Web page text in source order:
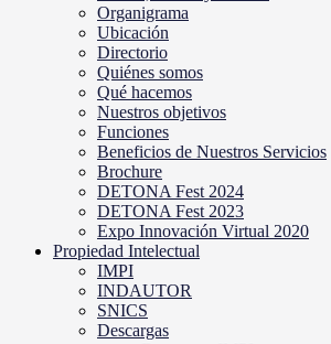
Organigrama
Ubicación
Directorio
Quiénes somos
Qué hacemos
Nuestros objetivos
Funciones
Beneficios de Nuestros Servicios
Brochure
DETONA Fest 2024
DETONA Fest 2023
Expo Innovación Virtual 2020
Propiedad Intelectual
IMPI
INDAUTOR
SNICS
Descargas